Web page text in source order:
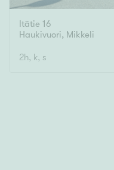
Pinta-ala
Itätie 16
Haukivuori, Mikkeli
2h, k, s